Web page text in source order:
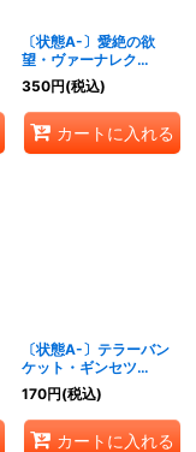
〔状態A-〕愛絶の欲
望・ヴァーナレク
(EVOLVE)【LG】
{BP15-077}《ナイトメ
ア》
350円(税込)
カートに入れる
〔状態A-〕テラーバン
ケット・ギンセツ
【LG】{BP15-079}《ナ
イトメア》
170円(税込)
カートに入れる